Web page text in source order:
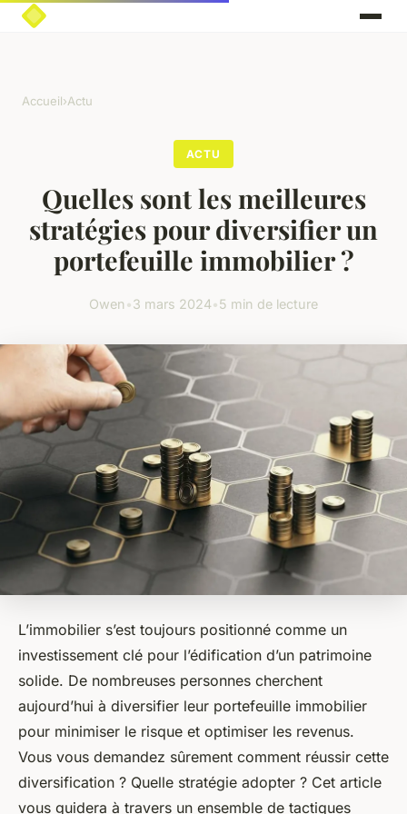
Accueil›Actu
ACTU
Quelles sont les meilleures
stratégies pour diversifier un
portefeuille immobilier ?
Owen •3 mars 2024•5 min de lecture
L’immobilier s’est toujours positionné comme un
investissement clé pour l’édification d’un patrimoine
solide. De nombreuses personnes cherchent
aujourd’hui à diversifier leur portefeuille immobilier
pour minimiser le risque et optimiser les revenus.
Vous vous demandez sûrement comment réussir cette
diversification ? Quelle stratégie adopter ? Cet article
vous guidera à travers un ensemble de tactiques